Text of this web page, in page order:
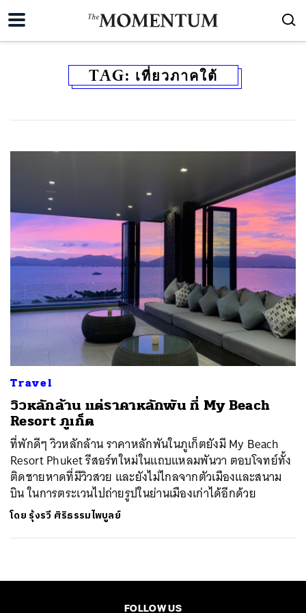
TAG: เที่ยวภาคใต้
Travel
วิวหลักล้าน แต่ราคาหลักพัน ที่ My Beach
Resort ภูเก็ต
ที่พักดีๆ วิวหลักล้าน ราคาหลักพันในภูเก็ตยังมี My Beach
Resort Phuket รีสอร์ทใหม่ในแถบแหลมพันวา ตอบโจทย์ทั้ง
ติดชายหาดที่มีวิวสวย และยังไม่ไกลจากตัวเมืองและสนาม
บิน ในการตระเวนไปถ่ายรูปในย่านเมืองเก่าได้อีกด้วย
โดย รุ้งรวี ศิริธรรมไพบูลย์
FOLLOW US
SHARE TWEET LINE EMAIL